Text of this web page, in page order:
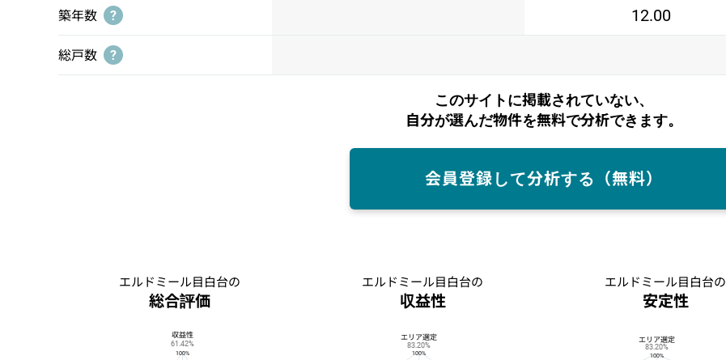
築年数 ? 12.00
総戸数 ?
このサイトに掲載されていない、
自分が選んだ物件を無料で分析できます。
会員登録して分析する（無料）
エルドミール目白台の
総合評価
エルドミール目白台の総合評価
100%
収益性
61.42%
エルドミール目白台の
収益性
エルドミール目白台の収益性
100%
エリア選定
83.20%
エルドミール目白台の
安定性
100%
エリア選定
83.20%